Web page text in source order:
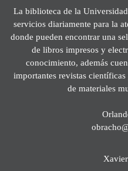
La biblioteca de la
servicios diariamente para la
donde pueden encontrar una
de libros impresos y
conocimiento, además
importantes revistas
de materiales